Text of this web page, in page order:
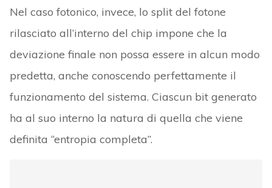
Nel caso fotonico, invece, lo split del fotone
rilasciato all’interno del chip impone che la
deviazione finale non possa essere in alcun modo
predetta, anche conoscendo perfettamente il
funzionamento del sistema. Ciascun bit generato
ha al suo interno la natura di quella che viene
definita “entropia completa”.